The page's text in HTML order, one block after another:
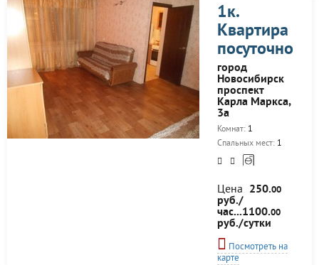
Санитас (Медсанчасть
168), Клиника Дыхание,
Клиника Вижу, Центр
Новых Медицинских
Технологий (ЦНМТ),
Технопарк. НГУ. НВВКУ
(Военный интститут),
бассейн ТРЦ ЭДЕМ,.
боулинг. пляж Звезда,
центральный пляж...
1к.
Квартира
посуточно
город
Новосибирск
проспект
Карла Маркса,
3а
Комнат: 1
Спальных мест: 1
Цена 250.00
руб./
час...1100.00
руб./сутки
Посмотреть на
карте